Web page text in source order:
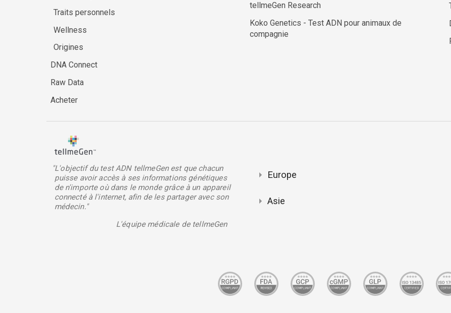
Traits personnels
Wellness
Origines
DNA Connect
Raw Data
Acheter
tellmeGen Research
Koko Genetics - Test ADN pour animaux de
compagnie
"L'objectif du test ADN tellmeGen est que chacun
puisse avoir accès à ses informations génétiques
de n'importe où dans le monde grâce à un appareil
connecté à l'internet, afin de les partager avec son
médecin."
L'équipe médicale de tellmeGen
Europe
Asie